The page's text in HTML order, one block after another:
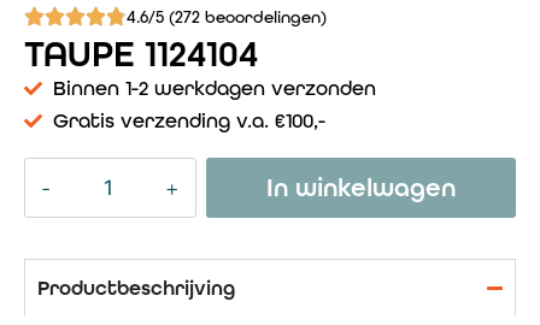
4.6/5 (272 beoordelingen)
TAUPE 1124104
Binnen 1-2 werkdagen verzonden
Gratis verzending v.a. €100,-
In winkelwagen
Productbeschrijving